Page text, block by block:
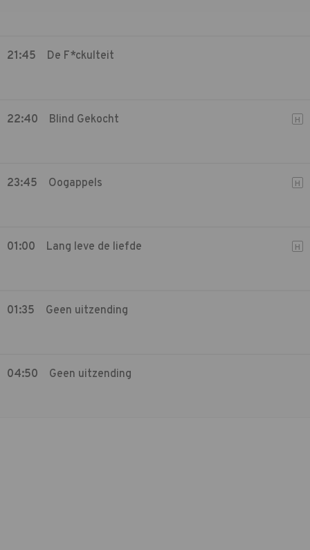
21:45 De F*ckulteit
22:40 Blind Gekocht H
23:45 Oogappels H
01:00 Lang leve de liefde H
01:35 Geen uitzending
04:50 Geen uitzending